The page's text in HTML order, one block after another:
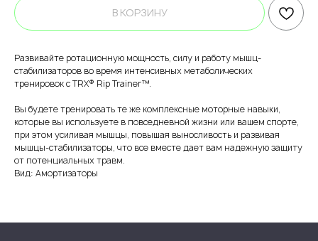
В КОРЗИНУ
Развивайте ротационную мощность, силу и работу мышц-
стабилизаторов во время интенсивных метаболических
тренировок с TRX® Rip Trainer™.
Вы будете тренировать те же комплексные моторные навыки,
которые вы используете в повседневной жизни или вашем спорте,
при этом усиливая мышцы, повышая выносливость и развивая
мышцы-стабилизаторы, что все вместе дает вам надежную защиту
от потенциальных травм.
Вид: Амортизаторы